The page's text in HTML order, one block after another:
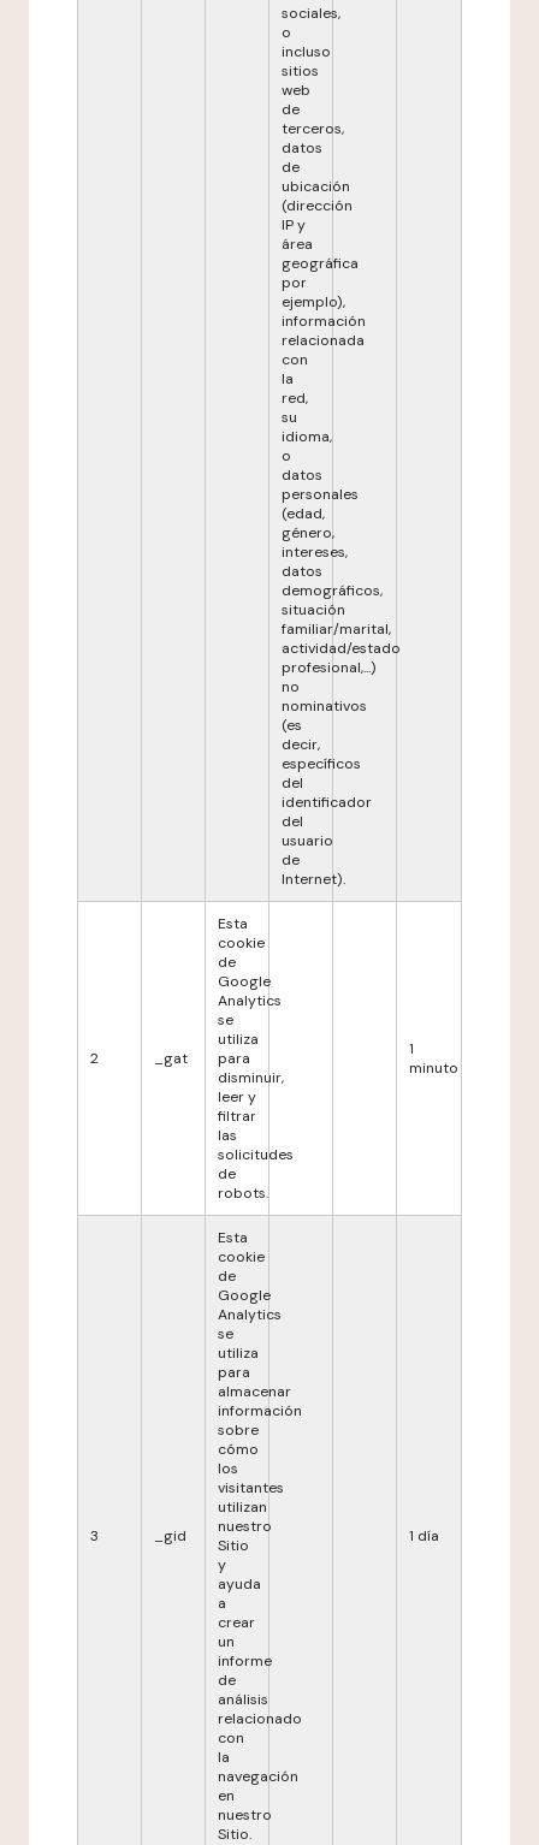
sociales,
o
incluso
sitios
web
de
terceros,
datos
de
ubicación
(dirección
IP y
área
geográfica
por
ejemplo),
información
relacionada
con
la
red,
su
idioma,
o
datos
personales
(edad,
género,
intereses,
datos
demográficos,
situación
familiar/marital,
actividad/estado
profesional,...)
no
nominativos
(es
decir,
específicos
del
identificador
del
usuario
de
Internet).
2 _gat
Esta
cookie
de
Google
Analytics
se
utiliza
para
disminuir,
leer y
filtrar
las
solicitudes
de
robots.
1
minuto
3 _gid
Esta
cookie
de
Google
Analytics
se
utiliza
para
almacenar
información
sobre
cómo
los
visitantes
utilizan
nuestro
Sitio
y
ayuda
a
crear
un
informe
de
análisis
relacionado
con
la
navegación
en
nuestro
Sitio.
1 día